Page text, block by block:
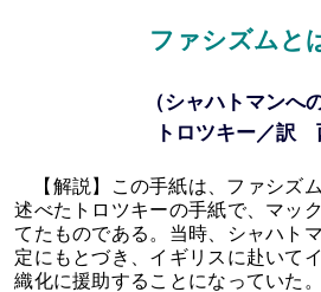
ファシズムと
（シャハトマンへ
トロツキー／訳
【解説】この手紙は、ファシズ
述べたトロツキーの手紙で、マッ
てたものである。当時、シャハト
定にもとづき、イギリスに赴いて
織化に援助することになっていた